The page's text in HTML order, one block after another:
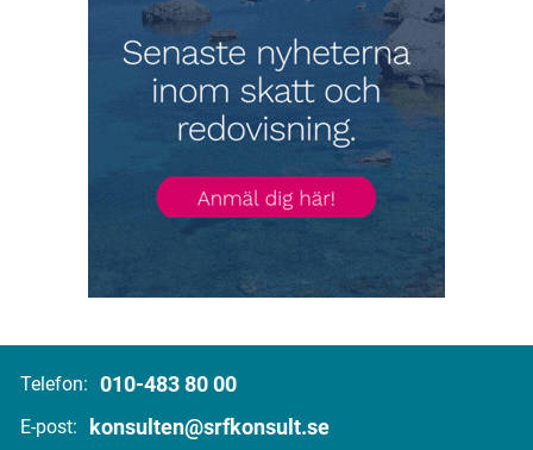
Telefon: 010-483 80 00
E-post: konsulten@srfkonsult.se